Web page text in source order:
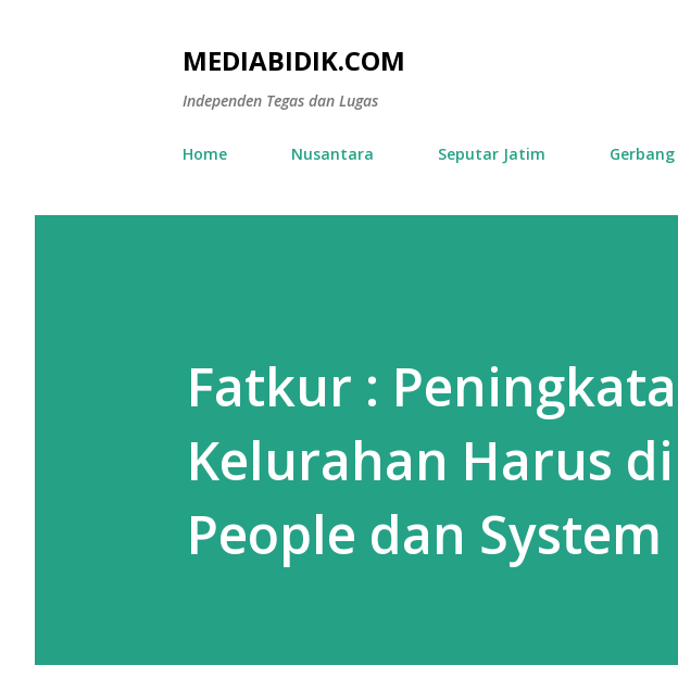
MEDIABIDIK.COM
Independen Tegas dan Lugas
Home Nusantara Seputar Jatim
Fatkur :
Kelurahan Harus
People dan